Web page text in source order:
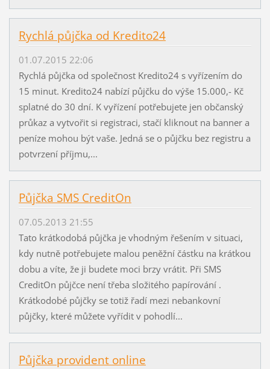
Rychlá půjčka od Kredito24
01.07.2015 22:06
Rychlá půjčka od společnost Kredito24 s vyřízením do
15 minut. Kredito24 nabízí půjčku do výše 15.000,- Kč
splatné do 30 dní. K vyřízení potřebujete jen občanský
průkaz a vytvořit si registraci, stačí kliknout na banner a
peníze mohou být vaše. Jedná se o půjčku bez registru a
potvrzení příjmu,...
Půjčka SMS CreditOn
07.05.2013 21:55
Tato krátkodobá půjčka je vhodným řešením v situaci,
kdy nutně potřebujete malou peněžní částku na krátkou
dobu a víte, že ji budete moci brzy vrátit. Při SMS
CreditOn půjčce není třeba složitého papírování .
Krátkodobé půjčky se totiž řadí mezi nebankovní
půjčky, které můžete vyřídit v pohodlí...
Půjčka provident online